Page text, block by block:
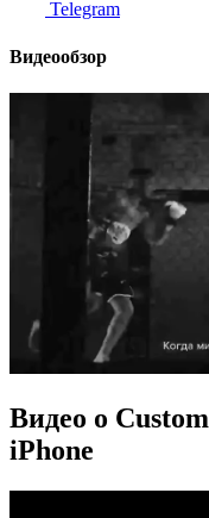
Telegram
Видеообзор
Видео о Custom
iPhone